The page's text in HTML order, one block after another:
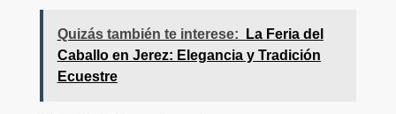
Quizás también te interese:
La Feria del
Caballo en Jerez: Elegancia y Tradición
Ecuestre